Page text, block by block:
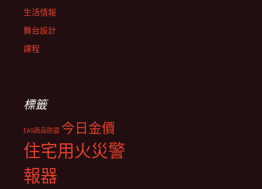
生活情報
舞台設計
課程
標籤
EAS商品防盜 今日金價
住宅用火災警
報器